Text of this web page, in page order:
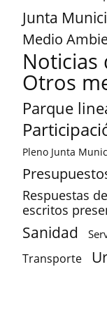
Junta
Medio
Noticias
Otros
Parque
Pleno Junta
Respuestas
escritos
Sanidad
Transporte